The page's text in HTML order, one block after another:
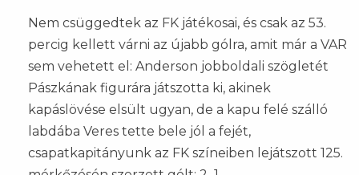
Nem csüggedtek az FK játékosai, és csak az 53.
percig kellett várni az újabb gólra, amit már a VAR
sem vehetett el: Anderson jobboldali szögletét
Pászkának figurára játszotta ki, akinek
kapáslövése elsült ugyan, de a kapu felé szálló
labdába Veres tette bele jól a fejét,
csapatkapitányunk az FK színeiben lejátszott 125.